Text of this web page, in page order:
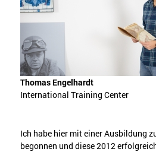
Thomas Engelhardt
International Training Center
Ich habe hier mit einer Ausbildung
begonnen und diese 2012